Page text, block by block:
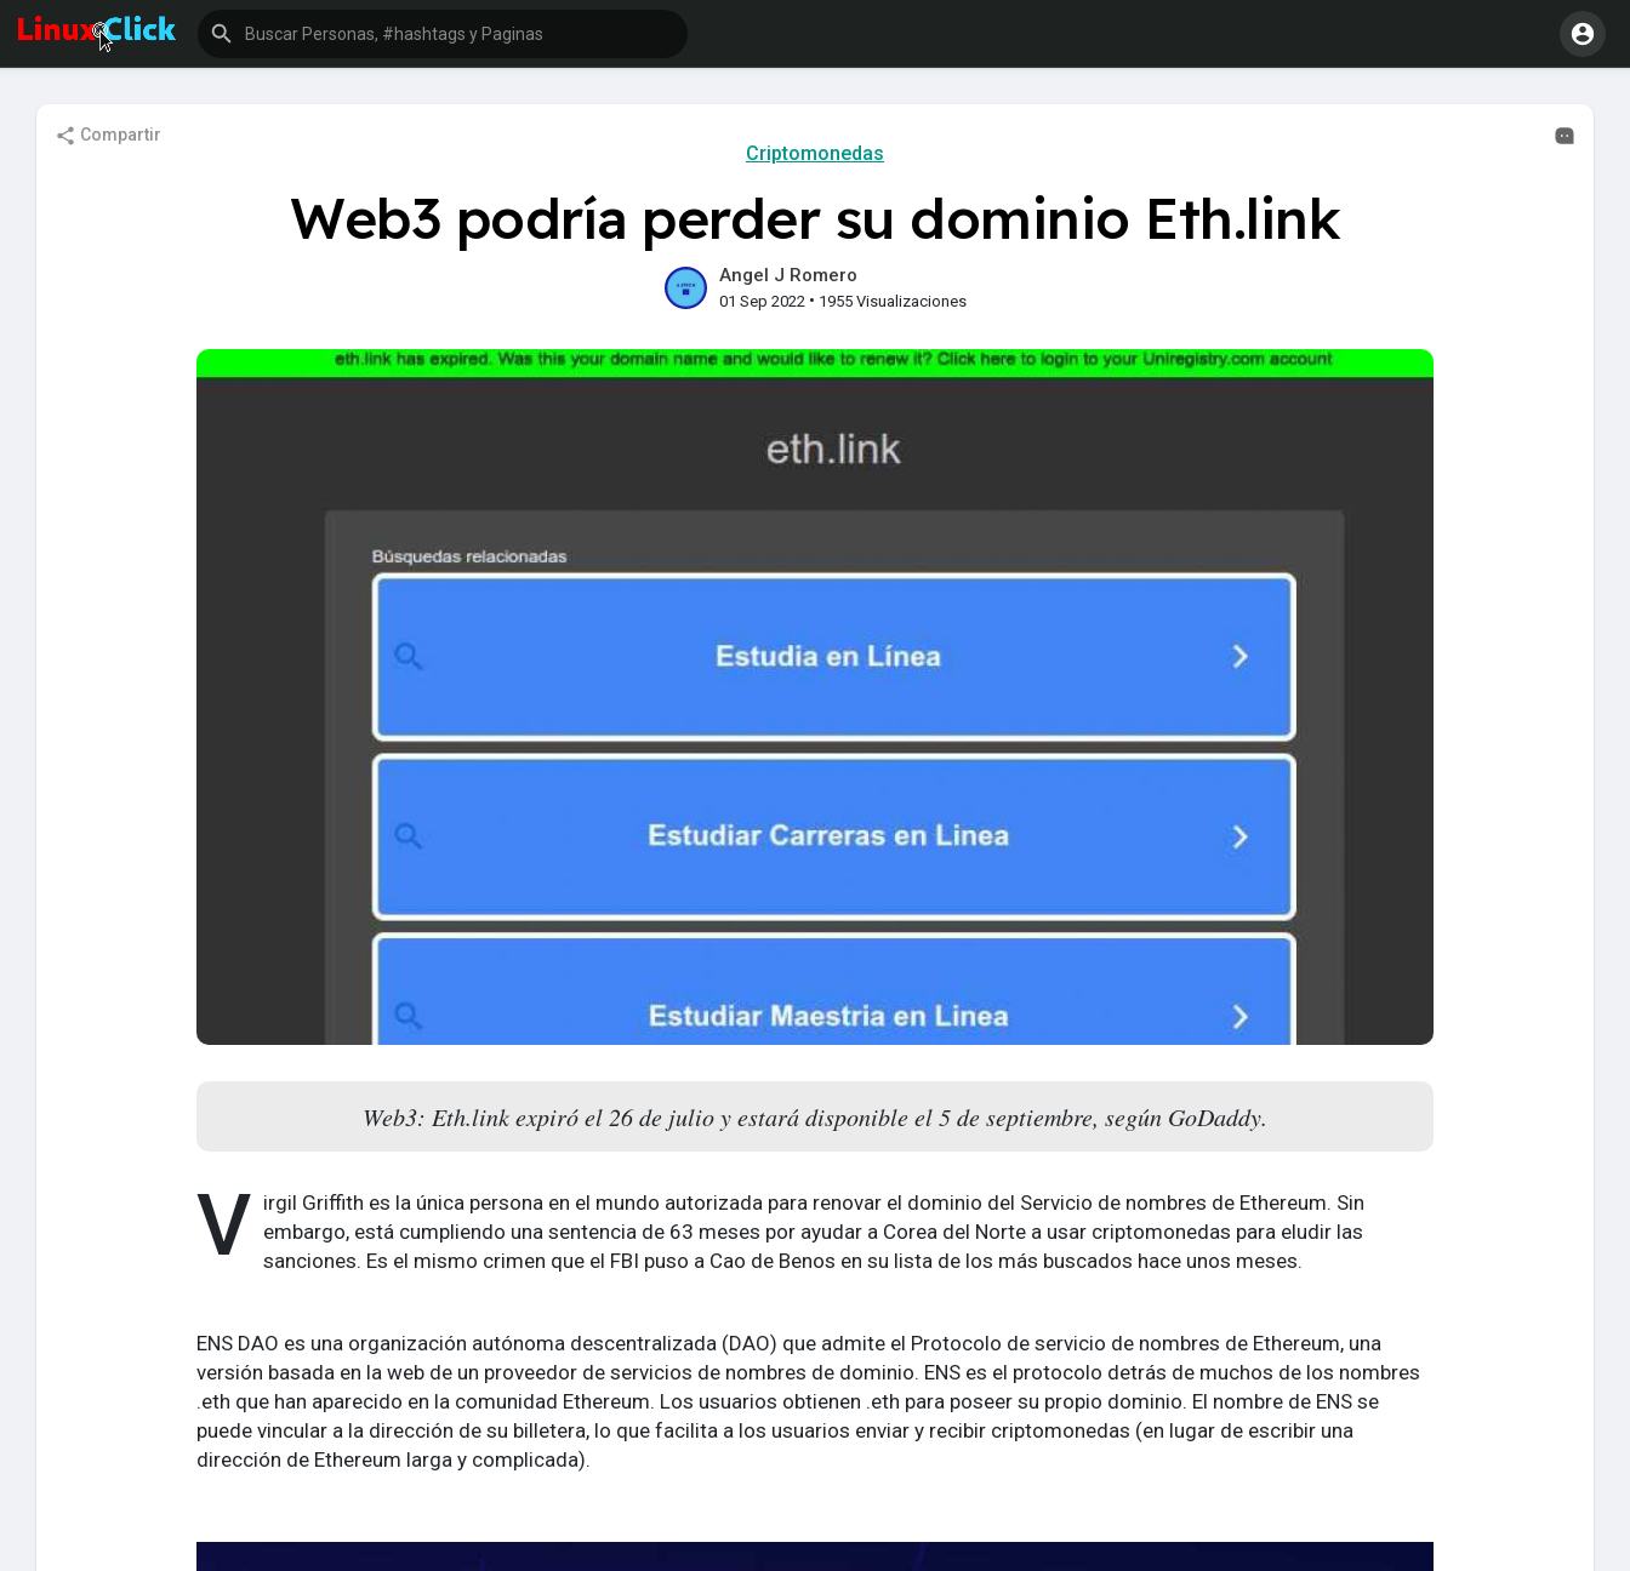
Compartir
Criptomonedas
Web3 podría perder su dominio Eth.link
Angel J Romero
01 Sep 2022 • 1955 Visualizaciones
Web3: Eth.link expiró el 26 de julio y estará disponible el 5 de septiembre, según GoDaddy.
V irgil Griffith es la única persona en el mundo autorizada para renovar el dominio del Servicio de nombres de Ethereum. Sin
embargo, está cumpliendo una sentencia de 63 meses por ayudar a Corea del Norte a usar criptomonedas para eludir las
sanciones. Es el mismo crimen que el FBI puso a Cao de Benos en su lista de los más buscados hace unos meses.
ENS DAO es una organización autónoma descentralizada (DAO) que admite el Protocolo de servicio de nombres de Ethereum, una
versión basada en la web de un proveedor de servicios de nombres de dominio. ENS es el protocolo detrás de muchos de los nombres
.eth que han aparecido en la comunidad Ethereum. Los usuarios obtienen .eth para poseer su propio dominio. El nombre de ENS se
puede vincular a la dirección de su billetera, lo que facilita a los usuarios enviar y recibir criptomonedas (en lugar de escribir una
dirección de Ethereum larga y complicada).